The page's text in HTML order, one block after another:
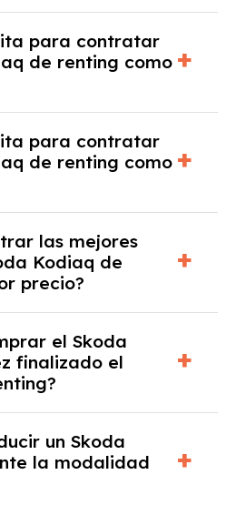
una consulta de solvencia
inicial.
para contratar
de renting como
y, en algunos
de solvencia de la empresa
para contratar
de renting como
de ingresos y, en
informe fiscal y un pago
las mejores
Kodiaq de
precio?
vehículos de renting con
y sin pagar
el Skoda
finalizado el
el coche. En este
analizar los años, la
recorridos y el coste
un Skoda
la modalidad